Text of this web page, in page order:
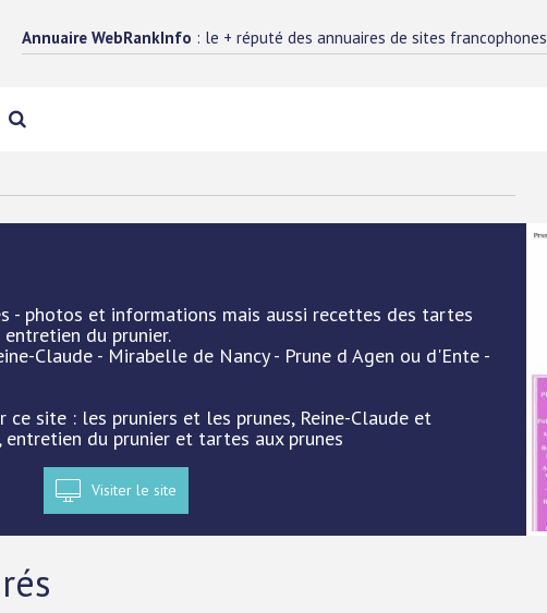
Annuaire WebRankInfo : le + réputé des annuaires de sites francophones
- photos et informations mais aussi recettes des tartes
du prunier.
Claude - Mirabelle de Nancy - Prune d Agen ou d'Ente -
ce site : les pruniers et les prunes, Reine-Claude et
du prunier et tartes aux prunes
Visiter le site